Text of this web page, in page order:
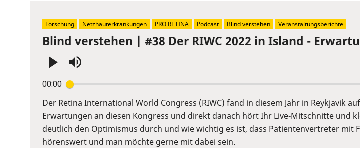
Blind verstehen | #38 Der RIWC 2022 in Island -
00:00
Enter
or
Space
to
show
Der Retina International World Congress (RIWC) fand in diesem Jahr in Reykjavik
Erwartungen an diesen Kongress und direkt danach hört Ihr Live-Mitschnitte und
deutlich den Optimismus durch und wie wichtig es ist, dass Patientenvertreter mit
hörenswert und man möchte gerne mit dabei sein.
Forschung Netzhauterkrankungen PRO RETINA Podcast Blind verstehen Veranstaltungsberichte